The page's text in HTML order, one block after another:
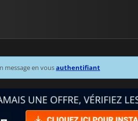
message en vousauthentifiant